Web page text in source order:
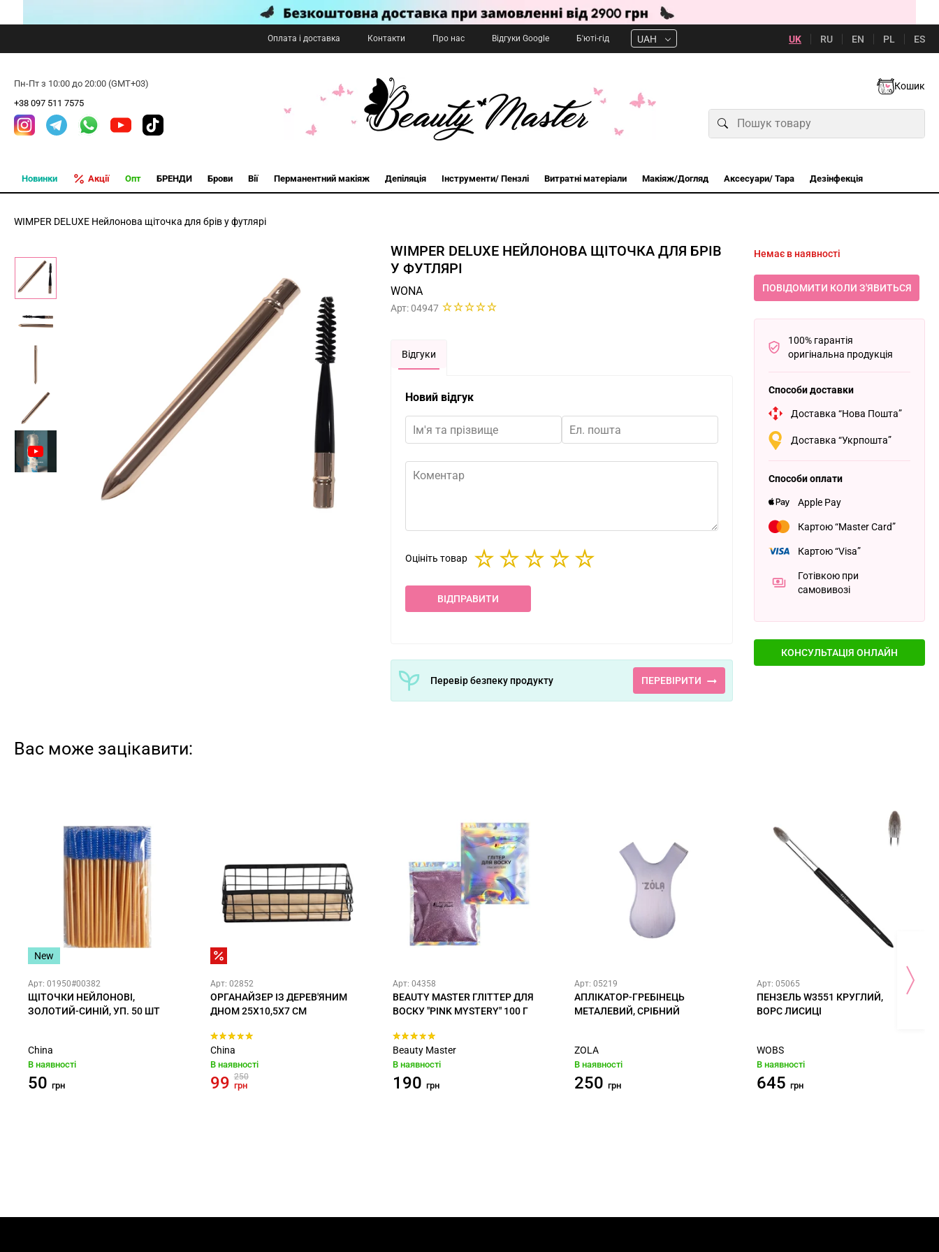
Оплата і доставка Контакти Про нас Відгуки Google Б'юті-гід UAH UK RU EN PL ES
Пн-Пт з 10:00 до 20:00 (GMT+03)
+38 097 511 7575
Кошик
Новинки Акції Опт БРЕНДИ Брови Вії Перманентний макіяж Депіляція Інструменти/ Пензлі Витратні матеріали Макіяж/Догляд Аксесуари/ Тара Дезінфекція
WIMPER DELUXE Нейлонова щіточка для брів у футлярі
WIMPER DELUXE НЕЙЛОНОВА ЩІТОЧКА ДЛЯ БРІВ
У ФУТЛЯРІ
WONA
Арт: 04947
Відгуки
Новий відгук
Оцініть товар
ВІДПРАВИТИ
Перевір безпеку продукту ПЕРЕВІРИТИ
Немає в наявності
ПОВІДОМИТИ КОЛИ З'ЯВИТЬСЯ
100% гарантія
оригінальна продукція
Способи доставки
Доставка “Нова Пошта”
Доставка “Укрпошта”
Способи оплати
Apple Pay
Картою “Master Card”
Картою “Visa”
Готівкою при
самовивозі
КОНСУЛЬТАЦІЯ ОНЛАЙН
Вас може зацікавити:
New
Арт: 01950#00382
ЩІТОЧКИ НЕЙЛОНОВІ,
ЗОЛОТИЙ-СИНІЙ, УП. 50 ШТ
China
В наявності
50 грн
Арт: 02852
ОРГАНАЙЗЕР ІЗ ДЕРЕВ'ЯНИМ
ДНОМ 25X10,5X7 СМ
China
В наявності
99 250
грн
Арт: 04358
BEAUTY MASTER ГЛІТТЕР ДЛЯ
ВОСКУ "PINK MYSTERY" 100 Г
Beauty Master
В наявності
190 грн
Арт: 05219
АПЛІКАТОР-ГРЕБІНЕЦЬ
МЕТАЛЕВИЙ, СРІБНИЙ
ZOLA
В наявності
250 грн
Арт: 05065
ПЕНЗЕЛЬ W3551 КРУГЛИЙ,
ВОРС ЛИСИЦІ
WOBS
В наявності
645 грн